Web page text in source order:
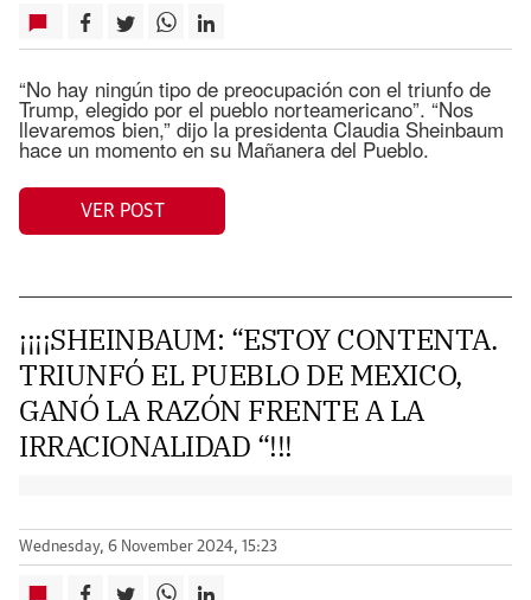
“No hay ningún tipo de preocupación con el triunfo de
Trump, elegido por el pueblo norteamericano”. “Nos
llevaremos bien,” dijo la presidenta Claudia Sheinbaum
hace un momento en su Mañanera del Pueblo.
VER POST
¡¡¡¡SHEINBAUM: “ESTOY CONTENTA.
TRIUNFÓ EL PUEBLO DE MEXICO,
GANÓ LA RAZÓN FRENTE A LA
IRRACIONALIDAD “!!!
Wednesday, 6 November 2024, 15:23